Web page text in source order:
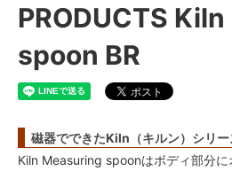
PRODUCTS
spoon BR
磁器でできたKiln（キルン）シリー
Kiln Measuring spoonはボディ部分に